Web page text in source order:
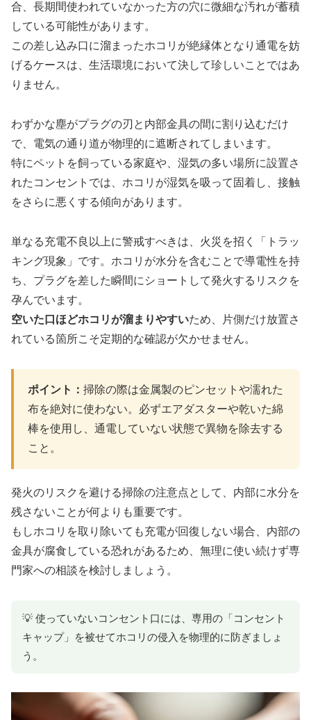
合、長期間使われていなかった方の穴に微細な汚れが蓄積
している可能性があります。
この差し込み口に溜まったホコリが絶縁体となり通電を妨
げるケースは、生活環境において決して珍しいことではあ
りません。
わずかな塵がプラグの刃と内部金具の間に割り込むだけ
で、電気の通り道が物理的に遮断されてしまいます。
特にペットを飼っている家庭や、湿気の多い場所に設置さ
れたコンセントでは、ホコリが湿気を吸って固着し、接触
をさらに悪くする傾向があります。
単なる充電不良以上に警戒すべきは、火災を招く「トラッ
キング現象」です。ホコリが水分を含むことで導電性を持
ち、プラグを差した瞬間にショートして発火するリスクを
孕んでいます。
空いた口ほどホコリが溜まりやすいため、片側だけ放置さ
れている箇所こそ定期的な確認が欠かせません。
ポイント： 掃除の際は金属製のピンセットや濡れた
布を絶対に使わない。必ずエアダスターや乾いた綿
棒を使用し、通電していない状態で異物を除去する
こと。
発火のリスクを避ける掃除の注意点として、内部に水分を
残さないことが何よりも重要です。
もしホコリを取り除いても充電が回復しない場合、内部の
金具が腐食している恐れがあるため、無理に使い続けず専
門家への相談を検討しましょう。
💡 使っていないコンセント口には、専用の「コンセント
キャップ」を被せてホコリの侵入を物理的に防ぎましょ
う。